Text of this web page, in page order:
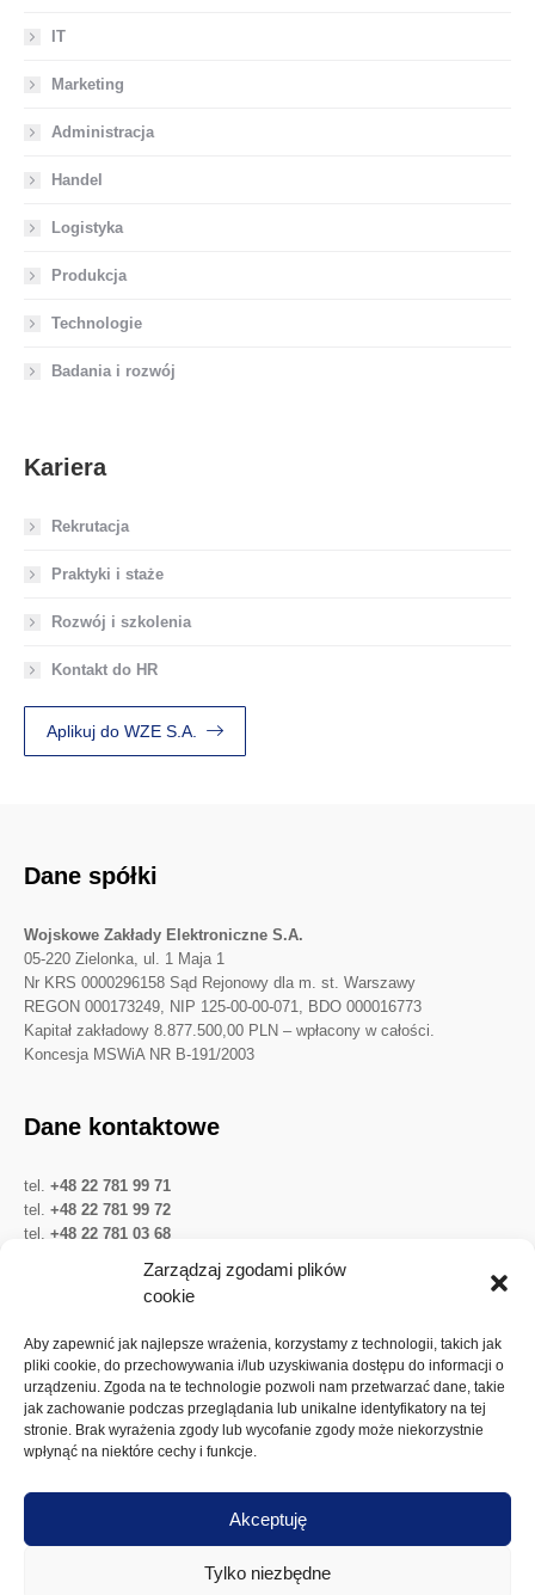
Zarządzaj zgodami plików
cookie
Aby zapewnić jak najlepsze wrażenia, korzystamy z technologii, takich jak
pliki cookie, do przechowywania i/lub uzyskiwania dostępu do informacji o
urządzeniu. Zgoda na te technologie pozwoli nam przetwarzać dane, takie
jak zachowanie podczas przeglądania lub unikalne identyfikatory na tej
stronie. Brak wyrażenia zgody lub wycofanie zgody może niekorzystnie
wpłynąć na niektóre cechy i funkcje.
Akceptuję
Tylko niezbędne
IT
Marketing
Administracja
Handel
Logistyka
Produkcja
Technologie
Badania i rozwój
Kariera
Rekrutacja
Praktyki i staże
Rozwój i szkolenia
Kontakt do HR
Aplikuj do WZE S.A.
Dane spółki
Wojskowe Zakłady Elektroniczne S.A.
05-220 Zielonka, ul. 1 Maja 1
Nr KRS 0000296158 Sąd Rejonowy dla m. st. Warszawy
REGON 000173249, NIP 125-00-00-071, BDO 000016773
Kapitał zakładowy 8.877.500,00 PLN – wpłacony w całości.
Koncesja MSWiA NR B-191/2003
Dane kontaktowe
tel. +48 22 781 99 71
tel. +48 22 781 99 72
tel. +48 22 781 03 68
LinkedIn
YouTube
Ważne linki
Ochrona danych osobowych
Akcje Spółki
Walne zgromadzenia